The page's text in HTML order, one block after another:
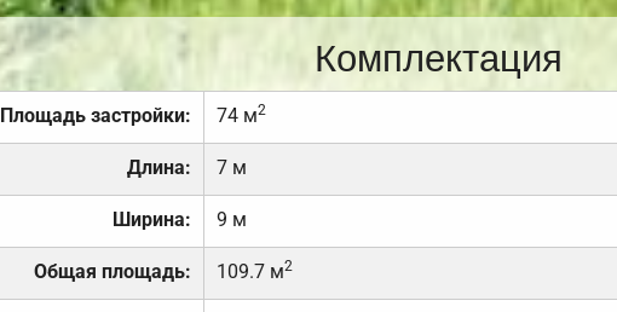
Комплектация
Площадь застройки: 74 м2
Длина: 7 м
Ширина: 9 м
Общая площадь: 109.7 м2